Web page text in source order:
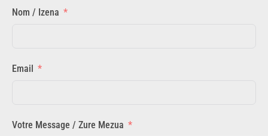
Nom / Izena
Email
Votre Message / Zure Mezua